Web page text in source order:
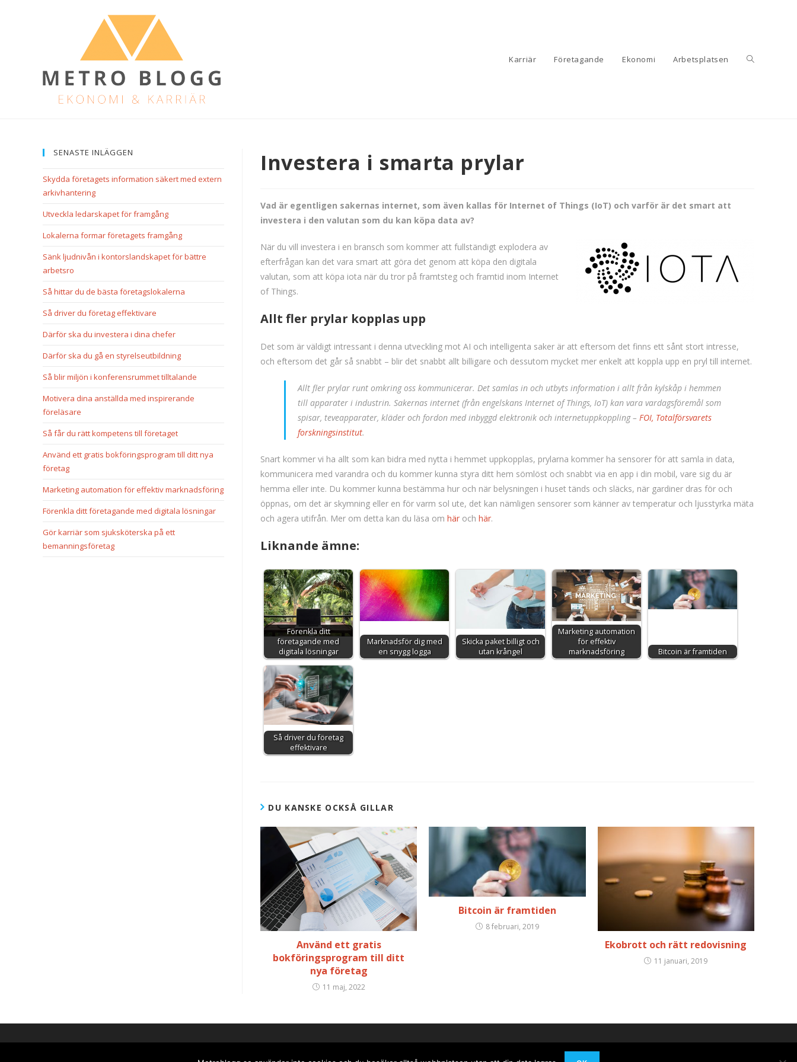
Karriär Företagande Ekonomi Arbetsplatsen
Investera i smarta prylar
Vad är egentligen sakernas internet, som även kallas för Internet of Things (IoT) och varför är det smart att
investera i den valutan som du kan köpa data av?
När du vill investera i en bransch som kommer att fullständigt explodera av
efterfrågan kan det vara smart att göra det genom att köpa den digitala
valutan, som att köpa iota när du tror på framtsteg och framtid inom Internet
of Things.
Allt fler prylar kopplas upp
Det som är väldigt intressant i denna utveckling mot AI och intelligenta saker är att eftersom det finns ett sånt stort intresse,
och eftersom det går så snabbt – blir det snabbt allt billigare och dessutom mycket mer enkelt att koppla upp en pryl till internet.
Allt fler prylar runt omkring oss kommunicerar. Det samlas in och utbyts information i allt från kylskåp i hemmen
till apparater i industrin. Sakernas internet (från engelskans Internet of Things, IoT) kan vara vardagsföremål som
spisar, teveapparater, kläder och fordon med inbyggd elektronik och internetuppkoppling – FOI, Totalförsvarets
forskningsinstitut.
Snart kommer vi ha allt som kan bidra med nytta i hemmet uppkopplas, prylarna kommer ha sensorer för att samla in data,
kommunicera med varandra och du kommer kunna styra ditt hem sömlöst och snabbt via en app i din mobil, vare sig du är
hemma eller inte. Du kommer kunna bestämma hur och när belysningen i huset tänds och släcks, när gardiner dras för och
öppnas, om det är skymning eller en för varm sol ute, det kan nämligen sensorer som känner av temperatur och ljusstyrka mäta
och agera utifrån. Mer om detta kan du läsa om här och här.
Liknande ämne:
Förenkla ditt
företagande med
digitala lösningar
Marknadsför dig med
en snygg logga
Skicka paket billigt och
utan krångel
Marketing automation
för effektiv
marknadsföring
Bitcoin är framtiden
Så driver du företag
effektivare
DU KANSKE OCKSÅ GILLAR
Använd ett gratis
bokföringsprogram till ditt
nya företag
11 maj, 2022
Bitcoin är framtiden
8 februari, 2019
Ekobrott och rätt redovisning
11 januari, 2019
SENASTE INLÄGGEN
Skydda företagets information säkert med extern
arkivhantering
Utveckla ledarskapet för framgång
Lokalerna formar företagets framgång
Sänk ljudnivån i kontorslandskapet för bättre
arbetsro
Så hittar du de bästa företagslokalerna
Så driver du företag effektivare
Därför ska du investera i dina chefer
Därför ska du gå en styrelseutbildning
Så blir miljön i konferensrummet tilltalande
Motivera dina anställda med inspirerande
föreläsare
Så får du rätt kompetens till företaget
Använd ett gratis bokföringsprogram till ditt nya
företag
Marketing automation för effektiv marknadsföring
Förenkla ditt företagande med digitala lösningar
Gör karriär som sjuksköterska på ett
bemanningsföretag